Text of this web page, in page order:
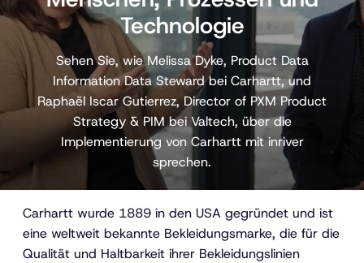
d
e
o
Technologie
Sehen Sie, wie Melissa Dyke, Product Data
Information Data Steward bei Carhartt, und
Raphaël Iscar Gutierrez, Director of PXM Product
Strategy & PIM bei Valtech, über die
Implementierung von Carhartt mit inriver
sprechen.
Carhartt wurde 1889 in den USA gegründet und ist
eine weltweit bekannte Bekleidungsmarke, die für die
Qualität und Haltbarkeit ihrer Bekleidungslinien